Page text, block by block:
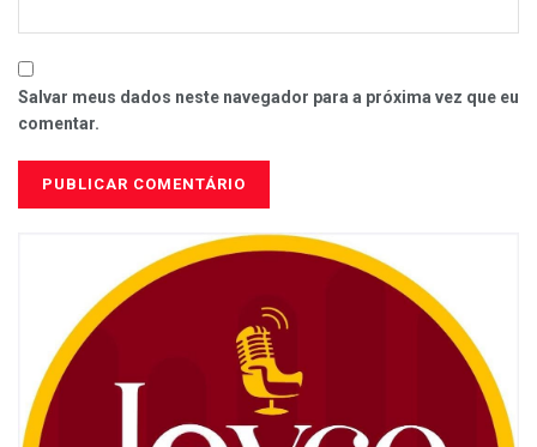
Salvar meus dados neste navegador para a próxima vez que eu
comentar.